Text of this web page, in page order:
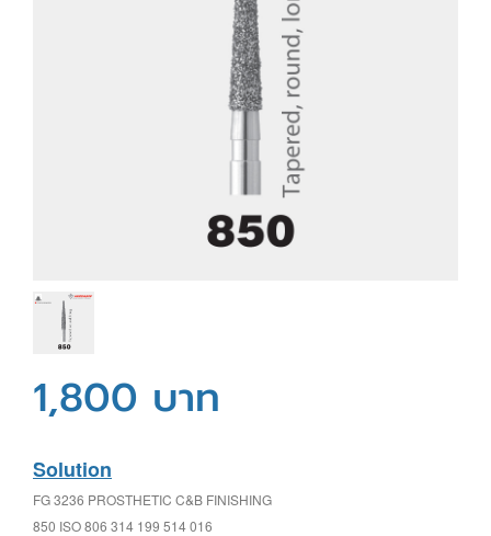
1,800 บาท
Solution
FG 3236 PROSTHETIC C&B FINISHING
850 ISO 806 314 199 514 016